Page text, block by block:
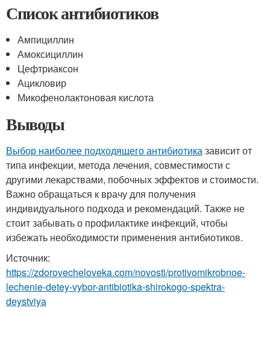
Список антибиотиков
Ампициллин
Амоксициллин
Цефтриаксон
Ацикловир
Микофенолактоновая кислота
Выводы
Выбор наиболее подходящего антибиотиказависит от
типа инфекции, метода лечения, совместимости с
другими лекарствами, побочных эффектов и стоимости.
Важно обращаться к врачу для получения
индивидуального подхода и рекомендаций. Также не
стоит забывать о профилактике инфекций, чтобы
избежать необходимости применения антибиотиков.
Источник:
https://zdorovecheloveka.com/novosti/protivomikrobnoe-
lechenie-detey-vybor-antibiotika-shirokogo-spektra-
deystviya